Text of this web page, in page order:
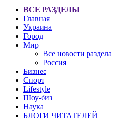
ВСЕ РАЗДЕЛЫ
Главная
Украина
Город
Мир
Все новости раздела
Россия
Бизнес
Спорт
Lifestyle
Шоу-биз
Наука
БЛОГИ ЧИТАТЕЛЕЙ